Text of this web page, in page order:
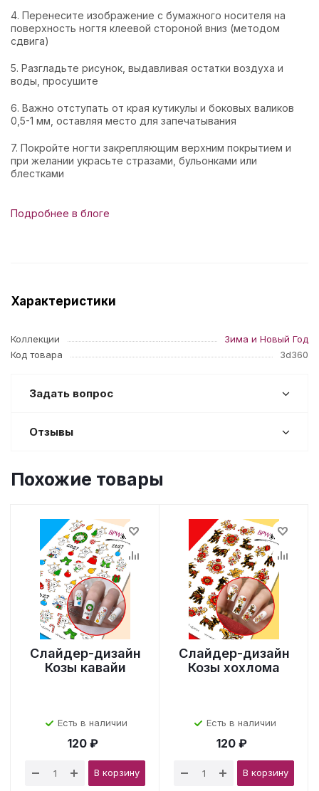
4. Перенесите изображение с бумажного носителя на
поверхность ногтя клеевой стороной вниз (методом
сдвига)
5. Разгладьте рисунок, выдавливая остатки воздуха и
воды, просушите
6. Важно отступать от края кутикулы и боковых валиков
0,5-1 мм, оставляя место для запечатывания
7. Покройте ногти закрепляющим верхним покрытием и
при желании украсьте стразами, бульонками или
блестками
Подробнее в блоге
Характеристики
Коллекции
Зима и Новый Год
Код товара
3d360
Задать вопрос
Отзывы
Похожие товары
Слайдер-дизайн
Козы кавайи
Есть в наличии
120 ₽
В корзину
Слайдер-дизайн
Козы хохлома
Есть в наличии
120 ₽
В корзину